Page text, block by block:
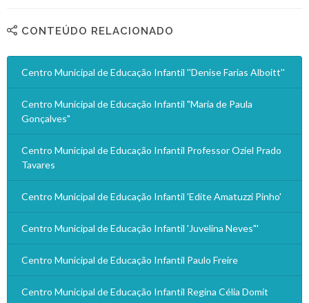
CONTEÚDO RELACIONADO
Centro Municipal de Educação Infantil ''Denise Farias Alboitt''
Centro Municipal de Educação Infantil "Maria de Paula
Gonçalves"
Centro Municipal de Educação Infantil Professor Oziel Prado
Tavares
Centro Municipal de Educação Infantil 'Edite Amatuzzi Pinho'
Centro Municipal de Educação Infantil 'Juvelina Neves"'
Centro Municipal de Educação Infantil Paulo Freire
Centro Municipal de Educação Infantil Regina Célia Domit